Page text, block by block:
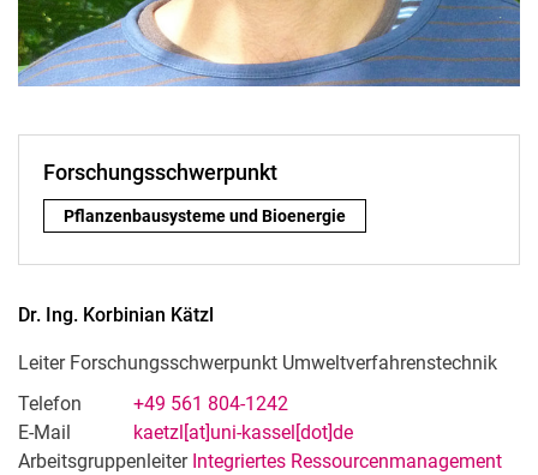
Forschungsschwerpunkt
Forschungsschwerpunkt:
Pflanzenbausysteme und Bioenergie
Dr. Ing. Korbinian Kätzl
Leiter Forschungsschwerpunkt Umweltverfahrenstechnik
Telefon
+49 561 804-1242
E-Mail
kaetzl[at]uni-kassel[dot]de
Arbeitsgruppenleiter Integriertes Ressourcenmanagement